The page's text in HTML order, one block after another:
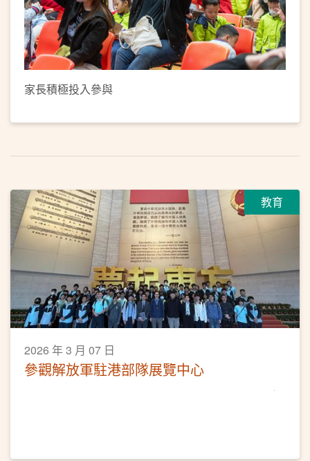
家長積極投入參與
教育
2026 年 3 月 07 日
參觀解放軍駐港部隊展覽中心